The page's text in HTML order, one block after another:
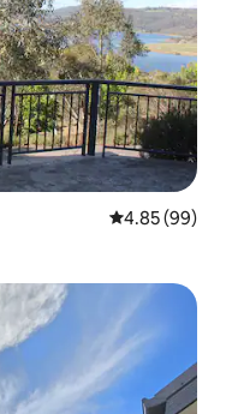
Calificación
4.85 (99)